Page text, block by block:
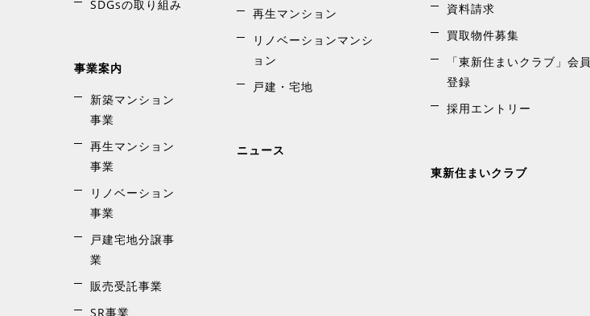
SDGsの取り組み
事業案内
新築マンション
事業
再生マンション
事業
リノベーション
事業
戸建宅地分譲事
業
販売受託事業
SR事業
再生マンション
リノベーションマンシ
ョン
戸建・宅地
ニュース
資料請求
買取物件募集
「東新住まいクラブ」会員
登録
採用エントリー
東新住まいクラブ